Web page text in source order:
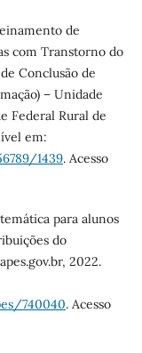
de
com Transtorno do
Conclusão de
– Unidade
Federal Rural de
em:
1439. Acesso
para alunos
do
2022.
740040. Acesso